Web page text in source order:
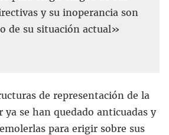
y su inoperancia son
de su situación actual»
de representación de la
ya se han quedado anticuadas y
para erigir sobre sus